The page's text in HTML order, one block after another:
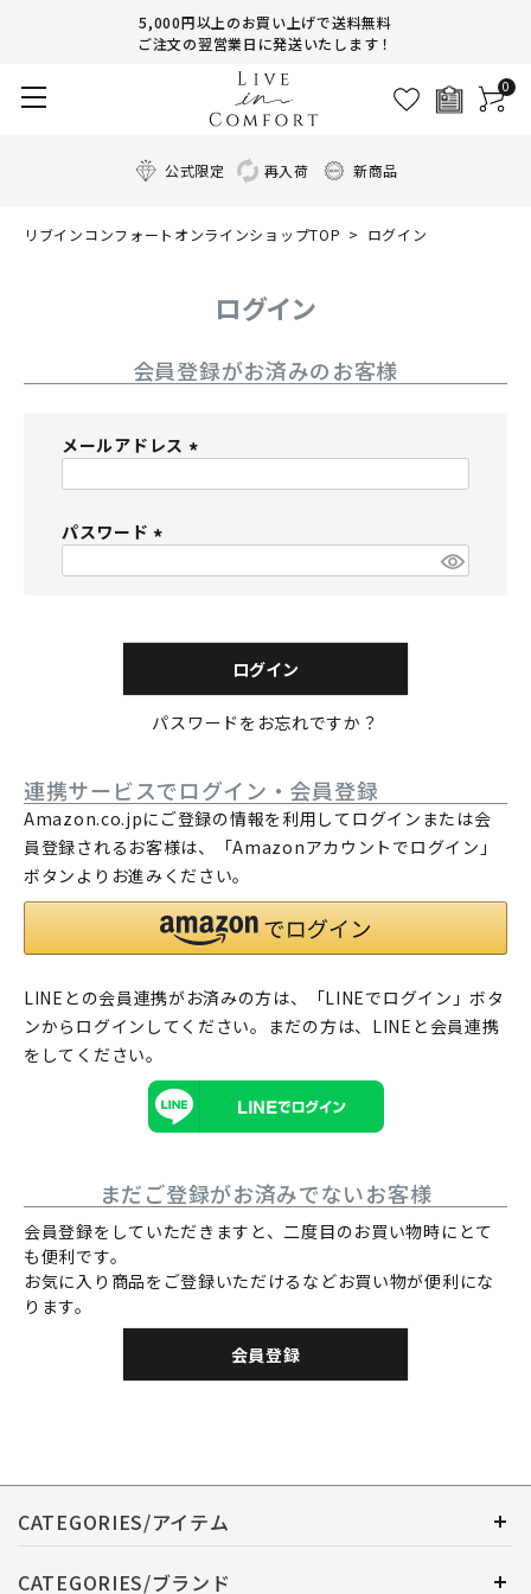
5,000円以上のお買い上げで送料無料
ご注文の翌営業日に発送いたします！
0
公式限定 再入荷 新商品
リブインコンフォートオンラインショップTOP ログイン
ログイン
会員登録がお済みのお客様
メールアドレス
パスワード
)
ログイン
パスワードをお忘れですか？
連携サービスでログイン・会員登録
Amazon.co.jpにご登録の情報を利用してログインまたは会
員登録されるお客様は、「Amazonアカウントでログイン」
ボタンよりお進みください。
LINEとの会員連携がお済みの方は、「LINEでログイン」ボタ
ンからログインしてください。まだの方は、 LINEと会員連携
をしてください。
まだご登録がお済みでないお客様
会員登録をしていただきますと、二度目のお買い物時にとて
も便利です。
お気に入り商品をご登録いただけるなどお買い物が便利にな
ります。
会員登録
CATEGORIES/アイテム
CATEGORIES/ブランド